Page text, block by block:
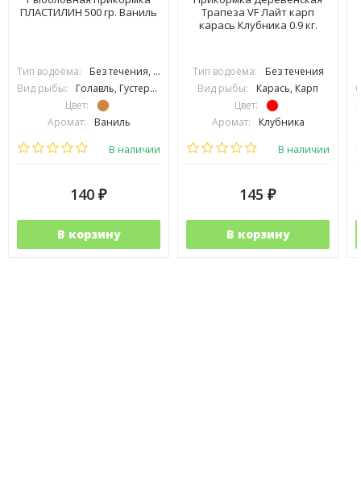
ПЛАСТИЛИН 500 гр. Ваниль
Тип водоёма:
Без течения, С течением
Вид рыбы:
Голавль, Густера, Карась, Карп, Лещ, Линь, Плотва, Подлещик, Подуст, Язь, Сазан
Цвет:
Аромат:
Ваниль
Фракция:
В наличии
140 ₽
В корзину
Трапеза VF Лайт карп
карась Клубника 0.9 кг.
Тип водоёма:
Без течения
Вид рыбы:
Карась, Карп
Цвет:
Аромат:
Клубника
Фракция:
В наличии
145 ₽
В корзину